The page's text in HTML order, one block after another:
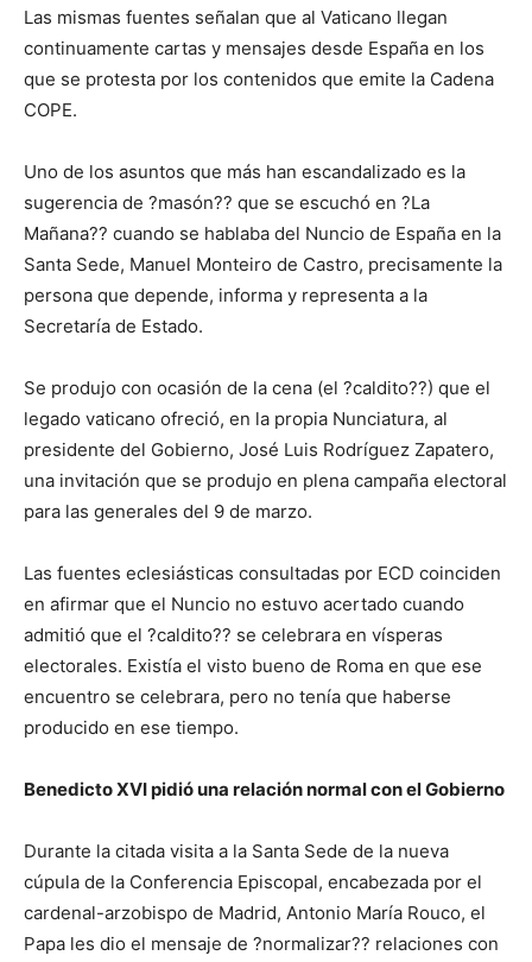
Las mismas fuentes señalan que al Vaticano llegan
continuamente cartas y mensajes desde España en los
que se protesta por los contenidos que emite la Cadena
COPE.
Uno de los asuntos que más han escandalizado es la
sugerencia de ?masón?? que se escuchó en ?La
Mañana?? cuando se hablaba del Nuncio de España en la
Santa Sede, Manuel Monteiro de Castro, precisamente la
persona que depende, informa y representa a la
Secretaría de Estado.
Se produjo con ocasión de la cena (el ?caldito??) que el
legado vaticano ofreció, en la propia Nunciatura, al
presidente del Gobierno, José Luis Rodríguez Zapatero,
una invitación que se produjo en plena campaña electoral
para las generales del 9 de marzo.
Las fuentes eclesiásticas consultadas por ECD coinciden
en afirmar que el Nuncio no estuvo acertado cuando
admitió que el ?caldito?? se celebrara en vísperas
electorales. Existía el visto bueno de Roma en que ese
encuentro se celebrara, pero no tenía que haberse
producido en ese tiempo.
Benedicto XVI pidió una relación normal con el Gobierno
Durante la citada visita a la Santa Sede de la nueva
cúpula de la Conferencia Episcopal, encabezada por el
cardenal-arzobispo de Madrid, Antonio María Rouco, el
Papa les dio el mensaje de ?normalizar?? relaciones con